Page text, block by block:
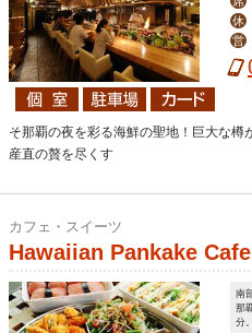
休
営
そ那覇の夜を彩る海鮮の聖地！巨大な
産直の贅を尽くす
カフェ・スイーツ
Hawaiian Pankake
南
那
分